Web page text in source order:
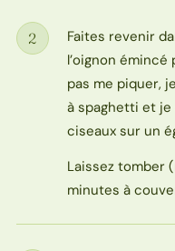
Étape
2
Faites revenir
l’oignon émincé
pas me piquer,
à spaghetti et je
ciseaux sur un
Laissez tomber
minutes à